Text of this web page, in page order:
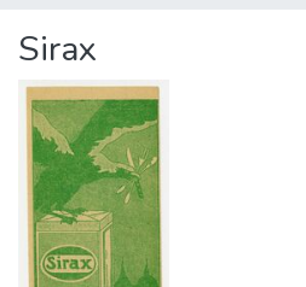
Statistics
About us
Sirax